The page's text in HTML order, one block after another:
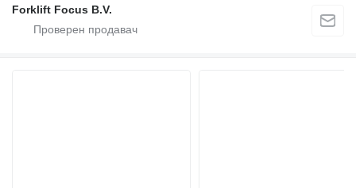
Forklift Focus B.V.